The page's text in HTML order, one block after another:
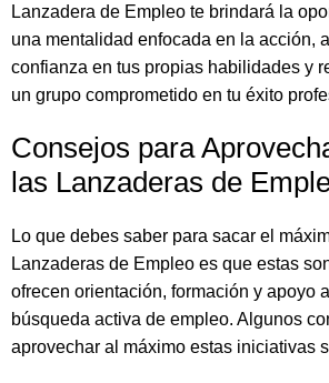
Lanzadera de Empleo te brindará la
una mentalidad enfocada en la acción,
confianza en tus propias habilidades y
un grupo comprometido en tu éxito
Consejos para
las Lanzaderas de
Lo que debes saber para sacar el
Lanzaderas de Empleo es que estas
ofrecen orientación, formación y apoyo
búsqueda activa de empleo. Algunos
aprovechar al máximo estas iniciativas